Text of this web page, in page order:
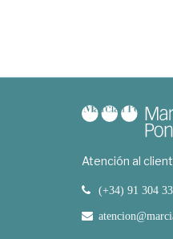
Atención al
(+34) 91 304